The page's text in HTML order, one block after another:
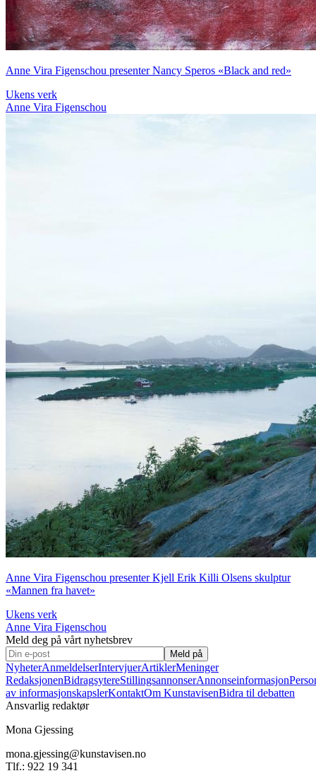
Anne Vira Figenschou presenter Nancy Speros «Black and red»
Ukens verk
Anne Vira Figenschou
Anne Vira Figenschou presenter Kjell Erik Killi Olsens skulptur
«Mannen fra havet»
Ukens verk
Anne Vira Figenschou
Meld deg på vårt nyhetsbrev
Meld på
NyheterAnmeldelserIntervjuerArtiklerMeninger
RedaksjonenBidragsytereStillingsannonserAnnonseinformasjon
av informasjonskapslerKontaktOm KunstavisenBidra til debatten
Ansvarlig redaktør
Mona Gjessing
mona.gjessing@kunstavisen.no
Tlf.: 922 19 341